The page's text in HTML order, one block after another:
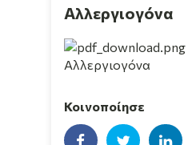
Αλλεργιογόνα
Αλλεργιογόνα
Κοινοποίησε